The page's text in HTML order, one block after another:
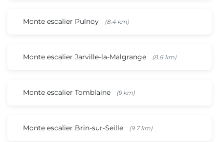
Monte escalier Pulnoy (8.4 km)
Monte escalier Jarville-la-Malgrange (8.8 km)
Monte escalier Tomblaine (9 km)
Monte escalier Brin-sur-Seille (9.7 km)